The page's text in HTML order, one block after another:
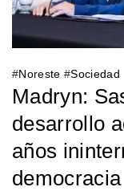
#Noreste #Sociedad
Madryn:
desarrollo
años
democracia